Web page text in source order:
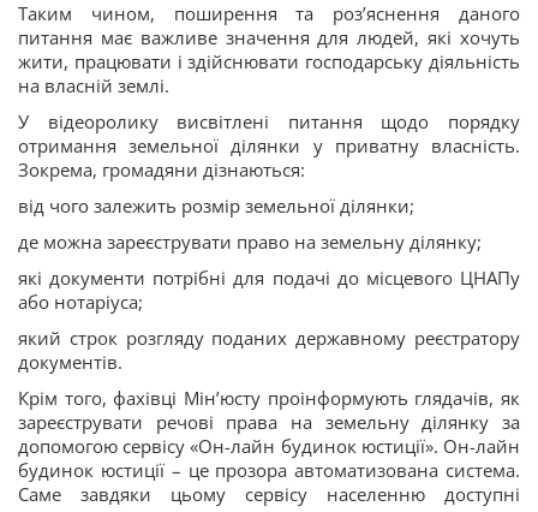
Таким чином, поширення та роз’яснення даного
питання має важливе значення для людей, які хочуть
жити, працювати і здійснювати господарську діяльність
на власній землі.
У відеоролику висвітлені питання щодо порядку
отримання земельної ділянки у приватну власність.
Зокрема, громадяни дізнаються:
від чого залежить розмір земельної ділянки;
де можна зареєструвати право на земельну ділянку;
які документи потрібні для подачі до місцевого ЦНАПу
або нотаріуса;
який строк розгляду поданих державному реєстратору
документів.
Крім того, фахівці Мін’юсту проінформують глядачів, як
зареєструвати речові права на земельну ділянку за
допомогою сервісу «Он-лайн будинок юстиції». Он-лайн
будинок юстиції – це прозора автоматизована система.
Саме завдяки цьому сервісу населенню доступні